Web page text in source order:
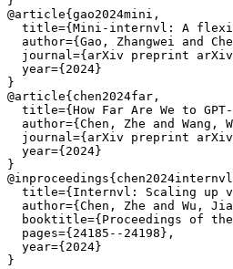
@article{gao2024mini,
title={Mini-internvl: A
author={Gao, Zhangwei and
journal={arXiv preprint
  year={2024}
}
@article{chen2024far,
title={How Far Are We to
author={Chen, Zhe and Wang,
journal={arXiv preprint
  year={2024}
}
title={Internvl: Scaling up
author={Chen, Zhe and Wu,
booktitle={Proceedings of
  pages={24185--24198},
  year={2024}
}